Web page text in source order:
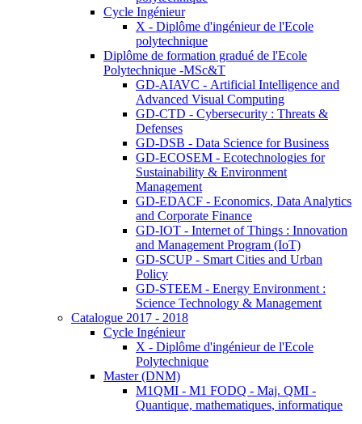
Cycle Ingénieur
X - Diplôme d'ingénieur de l'Ecole
polytechnique
Diplôme de formation gradué de l'Ecole
Polytechnique -MSc&T
GD-AIAVC - Artificial Intelligence and
Advanced Visual Computing
GD-CTD - Cybersecurity : Threats &
Defenses
GD-DSB - Data Science for Business
GD-ECOSEM - Ecotechnologies for
Sustainability & Environment
Management
GD-EDACF - Economics, Data Analytics
and Corporate Finance
GD-IOT - Internet of Things : Innovation
and Management Program (IoT)
GD-SCUP - Smart Cities and Urban
Policy
GD-STEEM - Energy Environment :
Science Technology & Management
Catalogue 2017 - 2018
Cycle Ingénieur
X - Diplôme d'ingénieur de l'Ecole
Polytechnique
Master (DNM)
M1QMI - M1 FODQ - Maj. QMI -
Quantique, mathematiques, informatique